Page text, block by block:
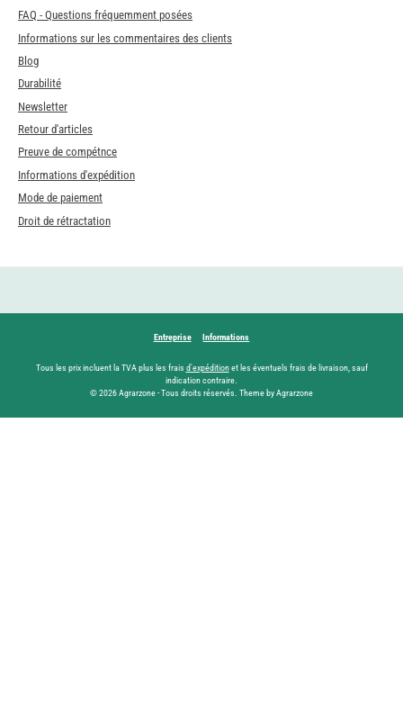
FAQ - Questions fréquemment posées
Informations sur les commentaires des clients
Blog
Durabilité
Newsletter
Retour d'articles
Preuve de compétnce
Informations d'expédition
Mode de paiement
Droit de rétractation
Entreprise Informations
Tous les prix incluent la TVA plus les frais d'expéditionet les éventuels frais de livraison, sauf
indication contraire.
© 2026 Agrarzone - Tous droits réservés. Theme by Agrarzone